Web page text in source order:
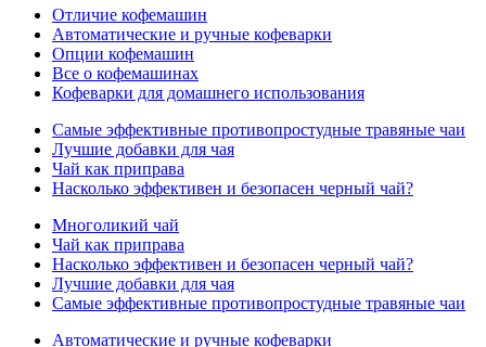
Отличие кофемашин
Автоматические и ручные кофеварки
Опции кофемашин
Все о кофемашинах
Кофеварки для домашнего использования
Самые эффективные противопростудные травяные чаи
Лучшие добавки для чая
Чай как приправа
Насколько эффективен и безопасен черный чай?
Многоликий чай
Чай как приправа
Насколько эффективен и безопасен черный чай?
Лучшие добавки для чая
Самые эффективные противопростудные травяные чаи
Автоматические и ручные кофеварки